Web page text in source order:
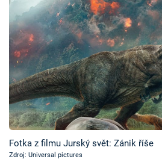
Pořady
TV Program
Časopis
Sledujte prima+
Přihlášení
Fotka z filmu Jurský svět: Zánik říše
Zdroj: Universal pictures